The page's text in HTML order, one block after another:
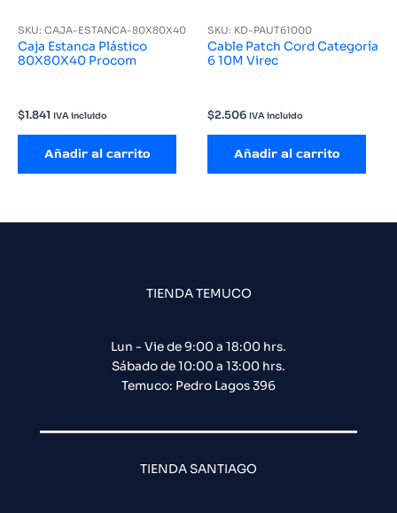
SKU: CAJA-ESTANCA-80X80X40
Caja Estanca Plástico
80X80X40 Procom
$1.841 IVA incluido
Añadir al carrito
SKU: KD-PAUT61000
Cable Patch Cord Categoría
6 10M Virec
$2.506 IVA incluido
Añadir al carrito
TIENDA TEMUCO
Lun - Vie de 9:00 a 18:00 hrs.
Sábado de 10:00 a 13:00 hrs.
Temuco: Pedro Lagos 396
TIENDA SANTIAGO